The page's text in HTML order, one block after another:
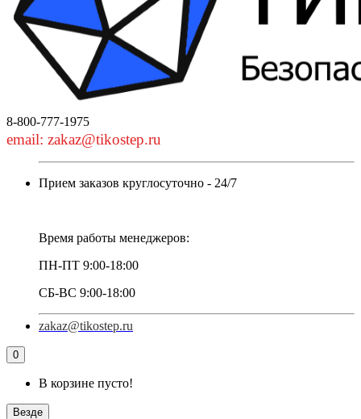
8-800-777-1975
email: zakaz@tikostep.ru
Прием заказов круглосуточно - 24/7
Время работы менеджеров:
ПН-ПТ 9:00-18:00
СБ-ВС 9:00-18:00
zakaz@tikostep.ru
0
В корзине пусто!
Везде